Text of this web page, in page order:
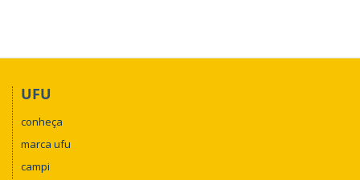
UFU
conheça
marca ufu
campi